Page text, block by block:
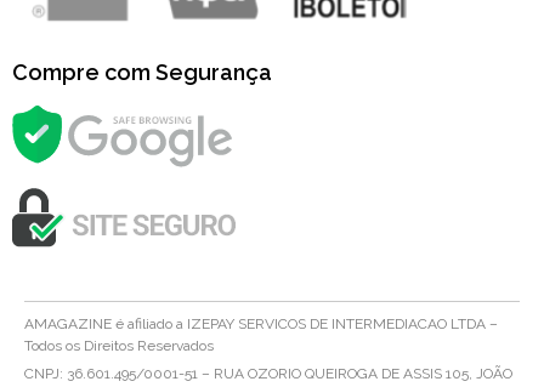
Compre com Segurança
AMAGAZINE é afiliado a IZEPAY SERVICOS DE INTERMEDIACAO LTDA –
Todos os Direitos Reservados
CNPJ: 36.601.495/0001-51 – RUA OZORIO QUEIROGA DE ASSIS 105, JOÃO